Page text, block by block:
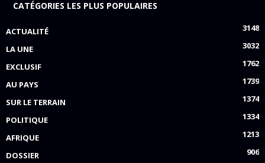
CATÉGORIES LES PLUS POPULAIRES
ACTUALITÉ
3148
LA UNE
3032
EXCLUSIF
1762
AU PAYS
1739
SUR LE TERRAIN
1374
POLITIQUE
1334
AFRIQUE
1213
DOSSIER
906